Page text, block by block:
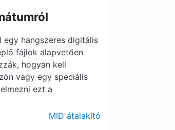
hangszeres digitális
fájlok alapvetően
hogyan kell
vagy egy speciális
ezt a
MID átalakító